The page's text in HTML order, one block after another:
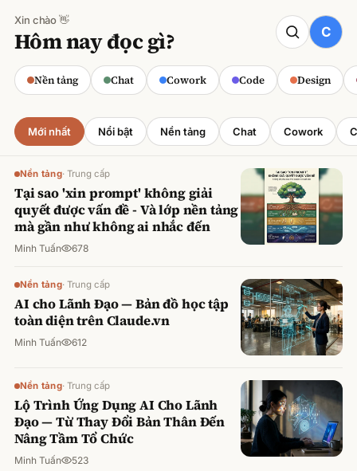
Xin chào 👋
Hôm nay đọc gì?
Nền tảng Chat Cowork Code Design
CODE
Claude cho Sales: Dự báo doanh số
chính xác
Minh Tuấn ·800 lượt xem
Mới nhất Nổi bật Nền tảng Chat Cowork
Nền tảng· Trung cấp
Tại sao 'xin prompt' không giải
quyết được vấn đề - Và lớp nền tảng
mà gần như không ai nhắc đến
Minh Tuấn 678
Nền tảng· Trung cấp
AI cho Lãnh Đạo — Bản đồ học tập
toàn diện trên Claude.vn
Minh Tuấn 612
Nền tảng· Trung cấp
Lộ Trình Ứng Dụng AI Cho Lãnh
Đạo — Từ Thay Đổi Bản Thân Đến
Nâng Tầm Tổ Chức
Minh Tuấn 523